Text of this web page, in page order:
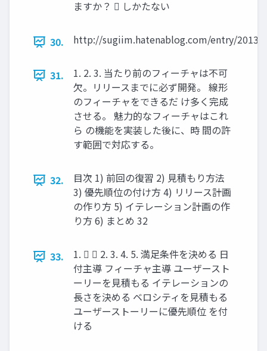
ますか？  しかたない
30. http://sugiim.hatenablog.com/entry/2013/
31.
1. 2. 3. 当たり前のフィーチャは不可
欠。リリースまでに必ず開発。 線形
のフィーチャをできるだ け多く完成
させる。 魅力的なフィーチャはこれ
ら の機能を実装した後に、時 間の許
す範囲で対応する。
32.
目次 1) 前回の復習 2) 見積もり方法
3) 優先順位の付け方 4) リリース計画
の作り方 5) イテレーション計画の作
り方 6) まとめ 32
33.
1.   2. 3. 4. 5. 満足条件を決める 日
付主導 フィーチャ主導 ユーザースト
ーリーを見積もる イテレーションの
長さを決める ベロシティを見積もる
ユーザーストーリーに優先順位 を付
ける